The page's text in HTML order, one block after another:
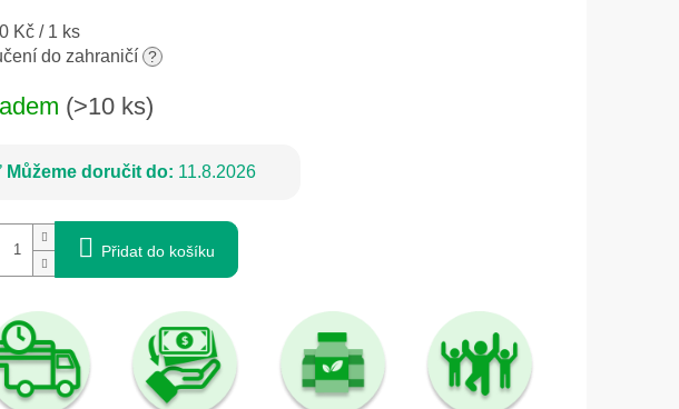
Kč / 1 ks
do zahraničí ?
(>10 ks)
Můžeme doručit do: 11.8.2026
Přidat do košíku